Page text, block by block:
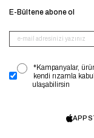
E-Bültene abone ol
*Kampanyalar,
kendi rızamla
ulaşabilirsin
APP